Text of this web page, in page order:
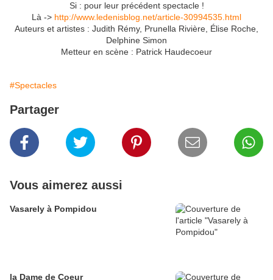
Si : pour leur précédent spectacle !
Là -> http://www.ledenisblog.net/article-30994535.html
Auteurs et artistes : Judith Rémy, Prunella Rivière, Élise Roche,
Delphine Simon
Metteur en scène : Patrick Haudecoeur
#Spectacles
Partager
Vous aimerez aussi
Vasarely à Pompidou
la Dame de Coeur